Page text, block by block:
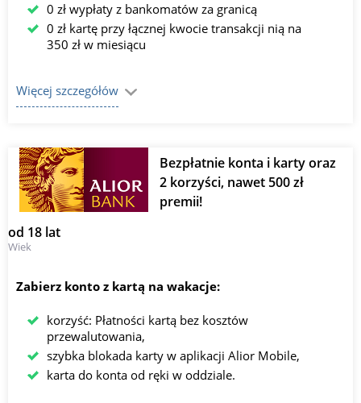
0 zł wypłaty z bankomatów za granicą
0 zł kartę przy łącznej kwocie transakcji nią na
350 zł w miesiącu
Więcej szczegółów
Bezpłatnie konta i karty oraz
2 korzyści, nawet 500 zł
premii!
od 18 lat
Wiek
Zabierz konto z kartą na wakacje:
korzyść: Płatności kartą bez kosztów
przewalutowania,
szybka blokada karty w aplikacji Alior Mobile,
karta do konta od ręki w oddziale.